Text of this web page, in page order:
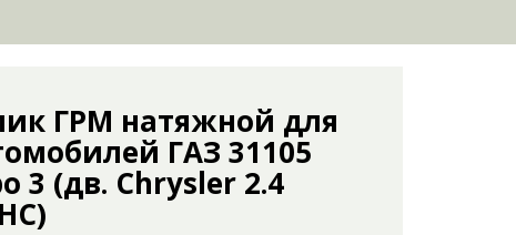
ГРМ натяжной для
ГАЗ 31105
3 (дв. Chrysler 2.4